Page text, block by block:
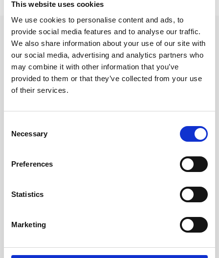
This website uses cookies
We use cookies to personalise content and ads, to
provide social media features and to analyse our traffic.
We also share information about your use of our site with
our social media, advertising and analytics partners who
may combine it with other information that you’ve
provided to them or that they’ve collected from your use
of their services.
Selection
Necessary
Preferences
Statistics
Marketing
Lägsta pris senaste 30 dagarna är 30 kr (2026-08-08)
Andra tittade även på
64x67mm kub Hjärta